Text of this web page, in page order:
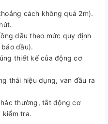
cách không quá 2m).
dầu theo mức quy định
dầu).
thiết kế của động cơ
thái hiệu dụng, van đầu ra
thường, tắt động cơ
kiểm tra.